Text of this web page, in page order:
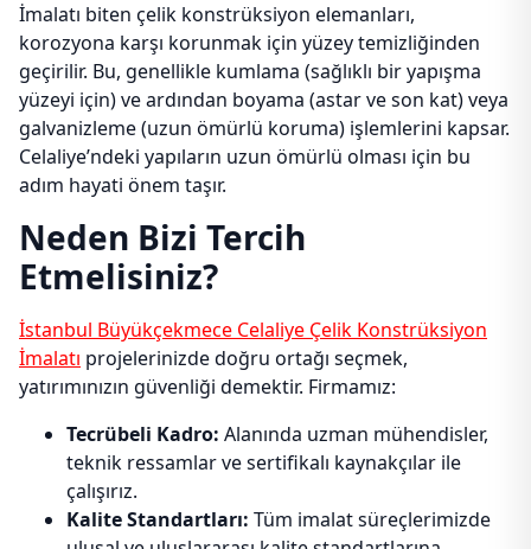
İmalatı biten çelik konstrüksiyon elemanları,
korozyona karşı korunmak için yüzey temizliğinden
geçirilir. Bu, genellikle kumlama (sağlıklı bir yapışma
yüzeyi için) ve ardından boyama (astar ve son kat) veya
galvanizleme (uzun ömürlü koruma) işlemlerini kapsar.
Celaliye’ndeki yapıların uzun ömürlü olması için bu
adım hayati önem taşır.
Neden Bizi Tercih
Etmelisiniz?
İstanbul Büyükçekmece Celaliye Çelik Konstrüksiyon
İmalatı projelerinizde doğru ortağı seçmek,
yatırımınızın güvenliği demektir. Firmamız:
Tecrübeli Kadro: Alanında uzman mühendisler,
teknik ressamlar ve sertifikalı kaynakçılar ile
çalışırız.
Kalite Standartları: Tüm imalat süreçlerimizde